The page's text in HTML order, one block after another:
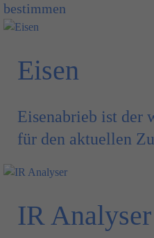
bestimmen
Eisen
Eisenabrieb ist der
für den aktuellen
IR Analyser